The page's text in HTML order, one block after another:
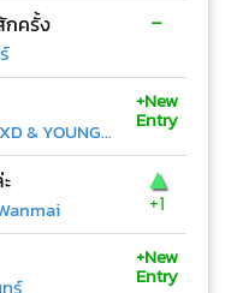
กครั้ง -
Gavin D ft.FIIXD & YOUNGOHM
+New
Entry
▲
+1
+New
Entry